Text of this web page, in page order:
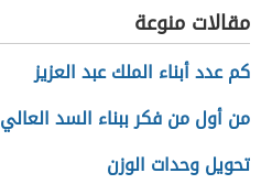
مقالات منوعة
كم عدد أبناء الملك عبد العزيز
من أول من فكر ببناء السد العالي
تحويل وحدات الوزن